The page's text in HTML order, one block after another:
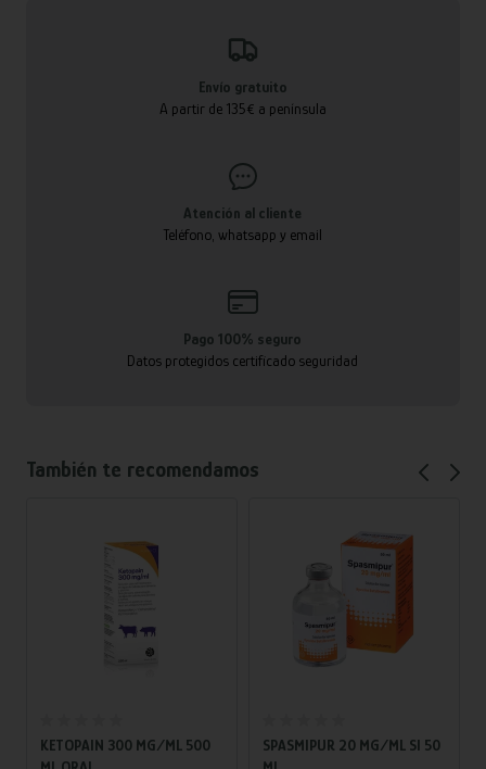
Envío gratuito
A partir de 135€ a península
Atención al cliente
Teléfono, whatsapp y email
Pago 100% seguro
Datos protegidos certificado seguridad
También te recomendamos
KETOPAIN 300 MG/ML 500
SPASMIPUR 20 MG/ML SI 50